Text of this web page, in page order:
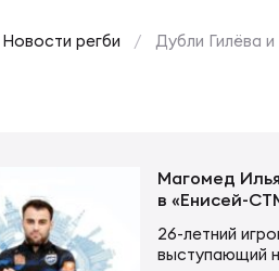
Новости регби Дубли Гилёва
Магомед
в «Енисей-
26-летний
выступающий